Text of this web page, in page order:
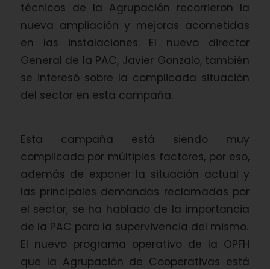
técnicos de la Agrupación recorrieron la
nueva ampliación y mejoras acometidas
en las instalaciones. El nuevo director
General de la PAC, Javier Gonzalo, también
se interesó sobre la complicada situación
del sector en esta campaña.
Esta campaña está siendo muy
complicada por múltiples factores, por eso,
además de exponer la situación actual y
las principales demandas reclamadas por
el sector, se ha hablado de la importancia
de la PAC para la supervivencia del mismo.
El nuevo programa operativo de la OPFH
que la Agrupación de Cooperativas está